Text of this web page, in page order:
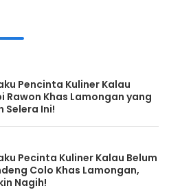
Pencinta Kuliner Kalau
Rawon Khas Lamongan yang
Selera Ini!
Pecinta Kuliner Kalau Belum
Colo Khas Lamongan,
Nagih!